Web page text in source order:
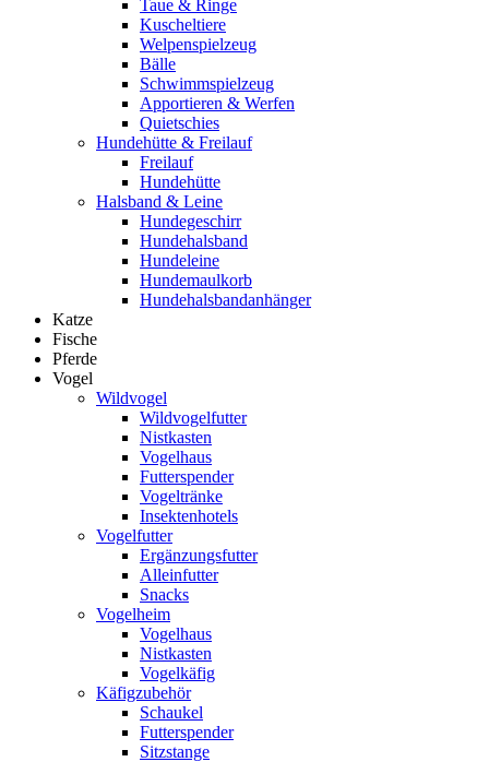
Taue & Ringe
Kuscheltiere
Welpenspielzeug
Bälle
Schwimmspielzeug
Apportieren & Werfen
Quietschies
Hundehütte & Freilauf
Freilauf
Hundehütte
Halsband & Leine
Hundegeschirr
Hundehalsband
Hundeleine
Hundemaulkorb
Hundehalsbandanhänger
Katze
Fische
Pferde
Vogel
Wildvogel
Wildvogelfutter
Nistkasten
Vogelhaus
Futterspender
Vogeltränke
Insektenhotels
Vogelfutter
Ergänzungsfutter
Alleinfutter
Snacks
Vogelheim
Vogelhaus
Nistkasten
Vogelkäfig
Käfigzubehör
Schaukel
Futterspender
Sitzstange